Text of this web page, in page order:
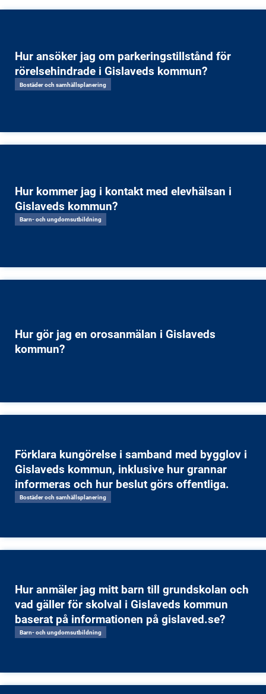
Hur ansöker jag om parkeringstillstånd för
rörelsehindrade i Gislaveds kommun?
Bostäder och samhällsplanering
Hur kommer jag i kontakt med elevhälsan i
Gislaveds kommun?
Barn- och ungdomsutbildning
Hur gör jag en orosanmälan i Gislaveds
kommun?
Förklara kungörelse i samband med bygglov i
Gislaveds kommun, inklusive hur grannar
informeras och hur beslut görs offentliga.
Bostäder och samhällsplanering
Hur anmäler jag mitt barn till grundskolan och
vad gäller för skolval i Gislaveds kommun
baserat på informationen på gislaved.se?
Barn- och ungdomsutbildning